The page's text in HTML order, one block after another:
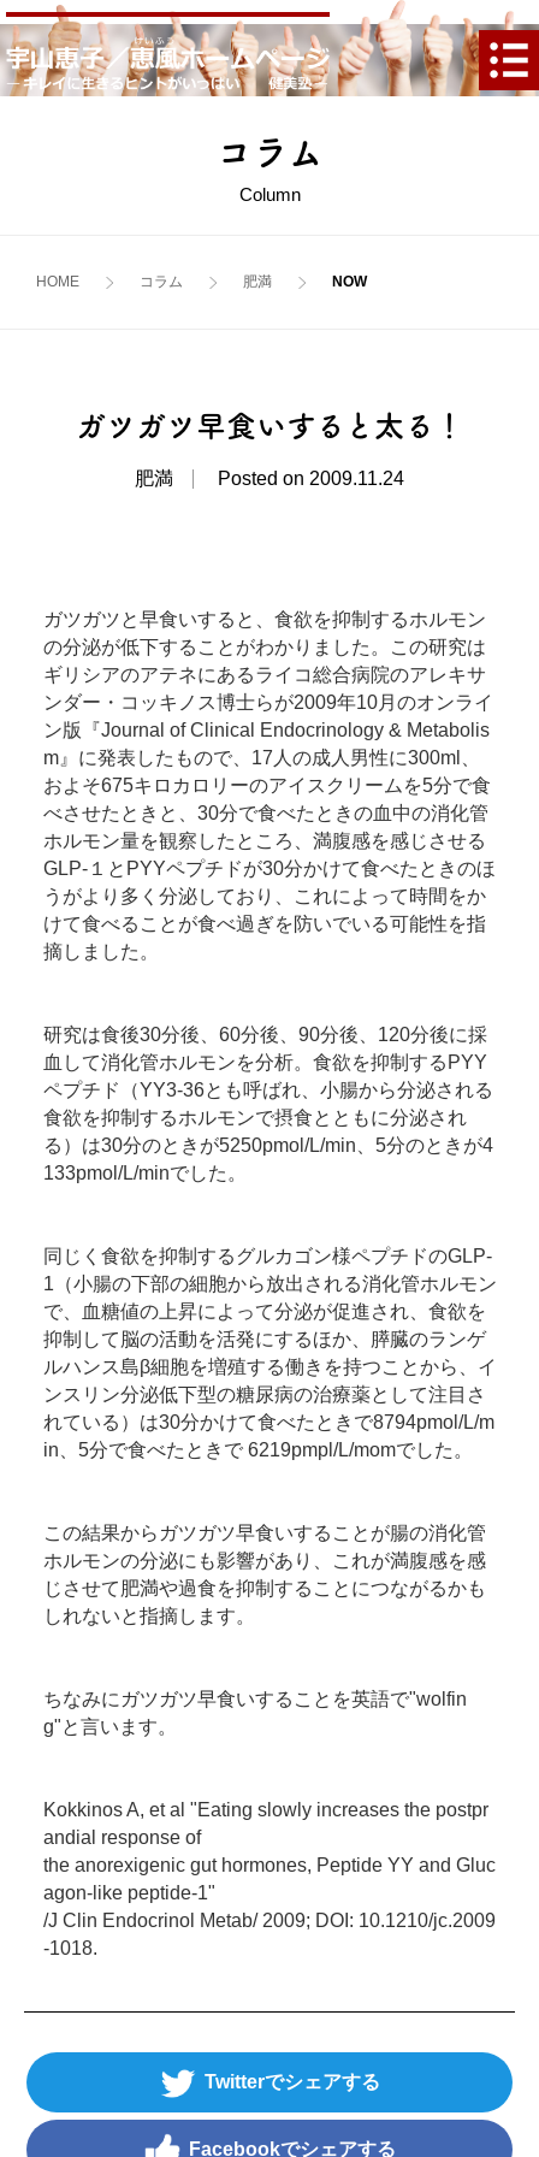
コラム
Column
HOME コラム 肥満
ガツガツ早食いすると太る！
肥満 Posted on 2009.11.24
ガツガツと早食いすると、食欲を抑制するホルモン
の分泌が低下することがわかりました。この研究は
ギリシアのアテネにあるライコ総合病院のアレキサ
ンダー・コッキノス博士らが2009年10月のオンライ
ン版『Journal of Clinical Endocrinology & Metabolis
m』に発表したもので、17人の成人男性に300ml、
およそ675キロカロリーのアイスクリームを5分で食
べさせたときと、30分で食べたときの血中の消化管
ホルモン量を観察したところ、満腹感を感じさせる
GLP-１とPYYペプチドが30分かけて食べたときのほ
うがより多く分泌しており、これによって時間をか
けて食べることが食べ過ぎを防いでいる可能性を指
摘しました。
研究は食後30分後、60分後、90分後、120分後に採
血して消化管ホルモンを分析。食欲を抑制するPYY
ペプチド（YY3-36とも呼ばれ、小腸から分泌される
食欲を抑制するホルモンで摂食とともに分泌され
る）は30分のときが5250pmol/L/min、5分のときが4
133pmol/L/minでした。
同じく食欲を抑制するグルカゴン様ペプチドのGLP-
1（小腸の下部の細胞から放出される消化管ホルモン
で、血糖値の上昇によって分泌が促進され、食欲を
抑制して脳の活動を活発にするほか、膵臓のランゲ
ルハンス島β細胞を増殖する働きを持つことから、イ
ンスリン分泌低下型の糖尿病の治療薬として注目さ
れている）は30分かけて食べたときで8794pmol/L/m
in、5分で食べたときで 6219pmpl/L/momでした。
この結果からガツガツ早食いすることが腸の消化管
ホルモンの分泌にも影響があり、これが満腹感を感
じさせて肥満や過食を抑制することにつながるかも
しれないと指摘します。
ちなみにガツガツ早食いすることを英語で"wolfin
g"と言います。
Kokkinos A, et al "Eating slowly increases the postpr
andial response of
the anorexigenic gut hormones, Peptide YY and Gluc
agon-like peptide-1"
/J Clin Endocrinol Metab/ 2009; DOI: 10.1210/jc.2009
-1018.
Twitter
Facebook